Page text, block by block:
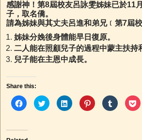
感謝神！第8屆校友呂詠雯姊妹已於11
子，取名僑。
請為姊妹與其丈夫呂進和弟兄﹝第7屆
姊妹分娩後身體能早日復原。
二人能在照顧兒子的過程中蒙主扶持
兒子能在主恩中成長。
Share this:
C
l
t
o
C
l
C
l
C
l
C
l
C
l